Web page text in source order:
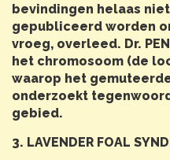
bevindingen helaas
gepubliceerd worden
vroeg, overleed. Dr.
het chromosoom (de
waarop het
onderzoekt
gebied.
3. LAVENDER FOAL